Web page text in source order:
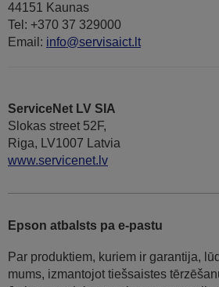
44151 Kaunas
Tel: +370 37 329000
Email: info@servisaict.lt
ServiceNet LV SIA
Slokas street 52F,
Riga, LV1007 Latvia
www.servicenet.lv
Epson atbalsts pa e-pastu
Par produktiem, kuriem ir garantija,
mums, izmantojot tiešsaistes